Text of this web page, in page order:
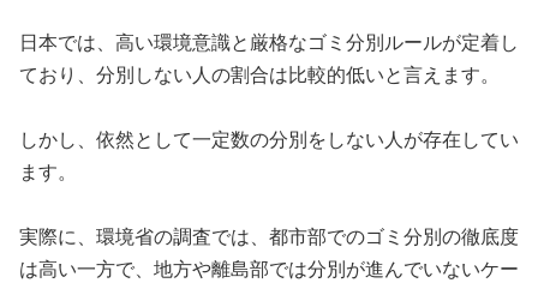
日本では、高い環境意識と厳格なゴミ分別ルールが定着し
ており、分別しない人の割合は比較的低いと言えます。
しかし、依然として一定数の分別をしない人が存在してい
ます。
実際に、環境省の調査では、都市部でのゴミ分別の徹底度
は高い一方で、地方や離島部では分別が進んでいないケー